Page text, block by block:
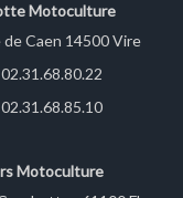
Motoculture
de Caen 14500 Vire
Motoculture